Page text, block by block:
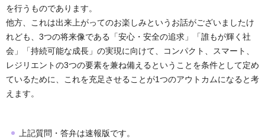
を行うものであります。
他方、これは出来上がってのお楽しみというお話がございましたけ
れども、3つの将来像である「安心・安全の追求」「誰もが輝く社
会」「持続可能な成長」の実現に向けて、コンパクト、スマート、
レジリエントの3つの要素を兼ね備えるということを条件として定め
ているために、これを充足させることが1つのアウトカムになると考
えます。
上記質問・答弁は速報版です。